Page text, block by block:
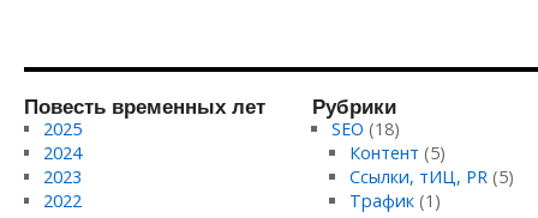
Повесть временных лет
2025
2024
2023
2022
Рубрики
SEO (18)
Контент (5)
Ссылки, тИЦ, PR (5)
Трафик (1)